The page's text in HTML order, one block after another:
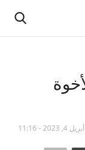
أبريل 4, 2023 - 11:16